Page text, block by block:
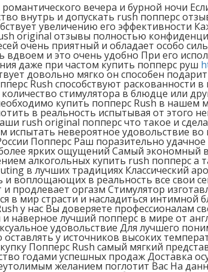
вечера и бурной ночи
внутрь и допускать rush попперс
увеличению его эффективности
original отзывы полностью
очень приятный и обладает особо
и это очень удобно При его
даже при частом купить попперс руш
довольно мягко он способен
Rush способствуют раскованности
стимулятора в блюдце или
купить попперс Rush в нашем
в реальность испытывая от этого
rush original попперс что такое и
испытать невероятное удовольствие
Попперс Раш поразительно
ярких ощущений Самый экономный
алкогольных купить rush попперс а
в лучших традициях Классический
воплощающих в реальность все свои
оргазм Стимулятор
мир страсти и насладиться интимной
у нас Вы доверяете профессионалам
лучший попперс в мире от
удовольствие Для лучшего
у источников высоких
Попперс Rush самый мягкий
годами успешных продаж Доставка
желанием поглотит Вас На